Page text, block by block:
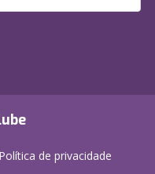
Política de privacidade